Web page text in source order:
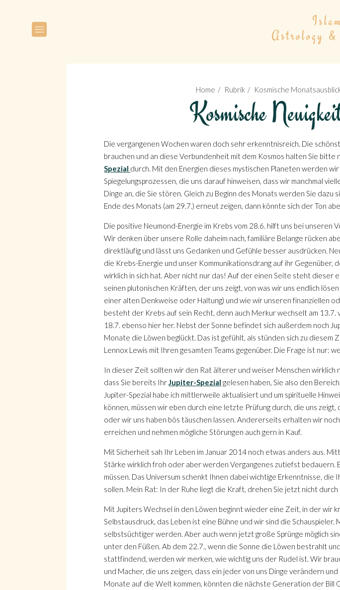
Home Rubrik Kosmische
Kosmische
Die vergangenen Wochen waren doch sehr erkenntnisreich. Die
brauchen und an diese Verbundenheit mit dem Kosmos halten Sie bitte
Spezial durch. Mit den Energien dieses mystischen Planeten werden
Spiegelungsprozessen, die uns darauf hinweisen, dass wir manchmal
Dinge an, die Sie stören. Gleich zu Beginn des Monats werden Sie
Ende des Monats (am 29.7.) erneut zeigen, dann könnte sich der Ton
Die positive Neumond-Energie im Krebs vom 28.6. hilft uns bei
Wir denken über unsere Rolle daheim nach, familiäre Belange rücken
direktläufig und lässt uns Gedanken und Gefühle besser ausdrücken.
die Krebs-Energie und unser Kommunikationsdrang auf ihr Gegenüber,
wirklich in sich hat. Aber nicht nur das! Auf der einen Seite steht dieser
seinen plutonischen Kräften, der uns zeigt, von was wir uns endlich
einer alten Denkweise oder Haltung) und wie wir unseren finanziellen
besteht der Krebs auf sein Recht, denn auch Merkur wechselt am
18.7. ebenso hier her. Nebst der Sonne befindet sich außerdem noch
Monate die Löwen beglückt. Das ist gefühlt, als stünden sich zu
Lennox Lewis mit Ihren gesamten Teams gegenüber. Die Frage ist nur:
In dieser Zeit sollten wir den Rat älterer und weiser Menschen wirklich
dass Sie bereits IhrJupiter-Spezial gelesen haben, Sie also den
Jupiter-Spezial habe ich mittlerweile aktualisiert und um spirituelle
können, müssen wir eben durch eine letzte Prüfung durch, die uns
oder wir uns haben bös täuschen lassen. Andererseits erhalten wir
erreichen und nehmen mögliche Störungen auch gern in Kauf.
Mit Sicherheit sah Ihr Leben im Januar 2014 noch etwas anders aus.
Stärke wirklich froh oder aber werden Vergangenes zutiefst bedauern.
müssen. Das Universum schenkt Ihnen dabei wichtige Erkenntnisse,
sollen. Mein Rat: In der Ruhe liegt die Kraft, drehen Sie jetzt nicht
Mit Jupiters Wechsel in den Löwen beginnt wieder eine Zeit, in der wir
Selbstausdruck, das Leben ist eine Bühne und wir sind die
selbstsüchtiger werden. Aber auch wenn jetzt große Sprünge möglich
unter den Füßen. Ab dem 22.7., wenn die Sonne die Löwen bestrahlt
stattfindend, werden wir merken, wie wichtig uns der Rudel ist. Wir
und Macher, die uns zeigen, dass ein jeder von uns Dinge verändern
Monate auf die Welt kommen, könnten die nächste Generation der Bill